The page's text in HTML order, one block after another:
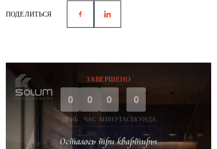
ПОДЕЛИТЬСЯ
ЗАВЕРШЕНО
0
ДЕНЬ
0
ЧАС
0
МИНУТА
0
СЕКУНДА